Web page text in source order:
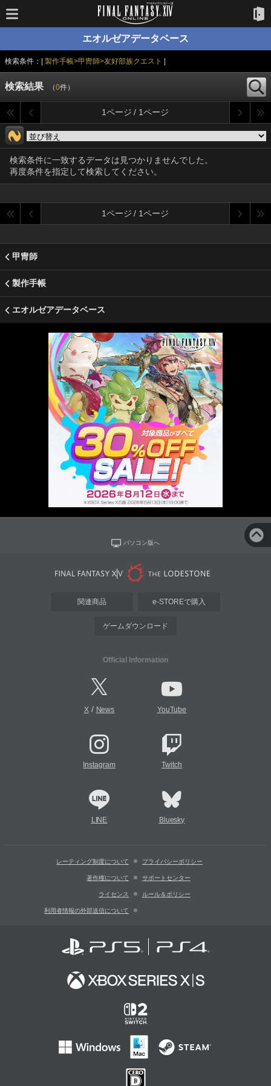
エオルゼアデータベース
検索条件：| 製作手帳>甲冑師>友好部族クエスト
検索結果 （0件）
1ページ / 1ページ
検索条件に一致するデータは見つかりませんでした。
再度条件を指定して検索してください。
1ページ / 1ページ
甲冑師
製作手帳
エオルゼアデータベース
パソコン版へ
関連商品 e-STOREで購入
ゲームダウンロード
Official Information
X/ News YouTube
Instagram Twitch
LINE Bluesky
レーティング制度について プライバシーポリシー
著作権について サポートセンター
ライセンス ルール＆ポリシー
利用者情報の外部送信について